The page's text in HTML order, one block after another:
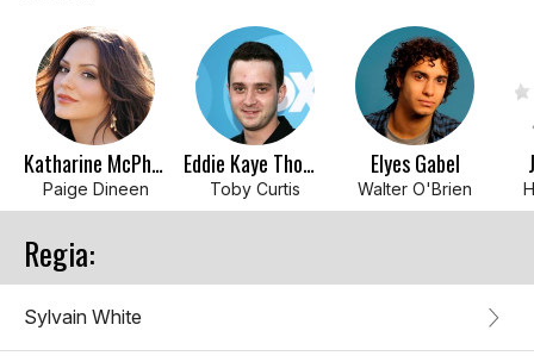
Katharine McPhee
Paige Dineen
Eddie Kaye Thomas
Toby Curtis
Elyes Gabel
Walter O'Brien
Regia:
Sylvain White